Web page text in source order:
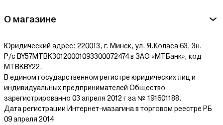
О магазине
Юридический адрес: 220013, г. Минск, ул. Я.Коласа 63, 3н.
Р/с BY57MTBK30120001093300072474 в ЗАО «МТБанк», код
MTBKBY22.
В едином государственном регистре юридических лиц и
индивидуальных предпринимателей Общество
зарегистрированно 03 апреля 2012 г за № 191601188.
Дата регистрации Интернет-мазагина в торговом реестре РБ
09 апреля 2014